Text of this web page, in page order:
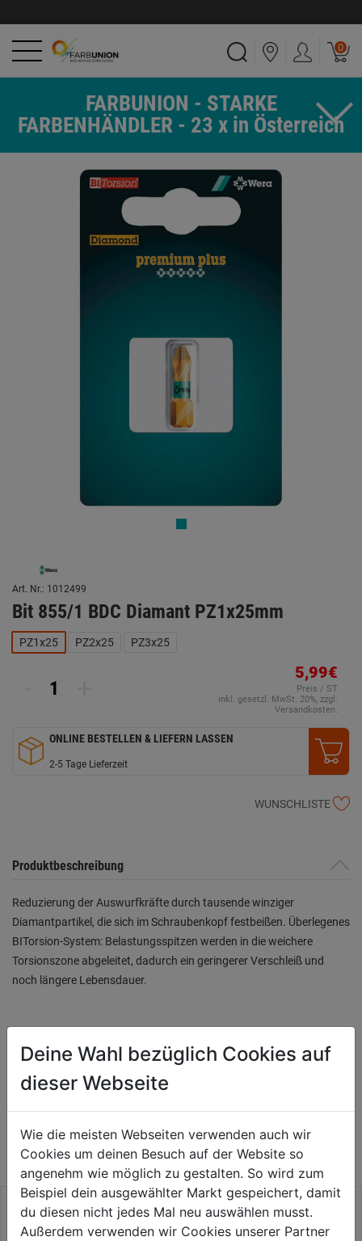
0
FARBUNION - STARKE
FARBENHÄNDLER - 23 x in Österreich
Art. Nr.: 1012499
Bit 855/1 BDC Diamant PZ1x25mm
PZ1x25 PZ2x25 PZ3x25
5,99€
Preis / ST
inkl. gesetzl. MwSt. 20%, zzgl.
Versandkosten.
ONLINE BESTELLEN & LIEFERN LASSEN
2-5 Tage Lieferzeit
WUNSCHLISTE
Produktbeschreibung
Reduzierung der Auswurfkräfte durch tausende winziger
Diamantpartikel, die sich im Schraubenkopf festbeißen. Überlegenes
BITorsion-System: Belastungsspitzen werden in die weichere
Torsionszone abgeleitet, dadurch ein geringerer Verschleiß und
noch längere Lebensdauer.
WEITERE PRODUKTE AUS DIESER
KATEGORIE
Deine Wahl bezüglich Cookies auf
dieser Webseite
Wie die meisten Webseiten verwenden auch wir
Cookies um deinen Besuch auf der Website so
angenehm wie möglich zu gestalten. So wird zum
Beispiel dein ausgewählter Markt gespeichert, damit
du diesen nicht jedes Mal neu auswählen musst.
Außerdem verwenden wir Cookies unserer Partner